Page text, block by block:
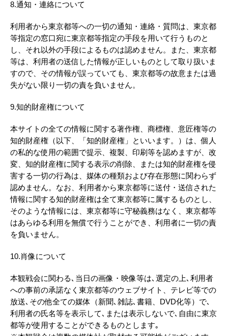
8.通知・連絡について
利用者から東京都等への一切の通知・連絡・質問は、東京都
等指定の窓口宛に東京都等指定の手段を用いて行うものと
し、それ以外の手段によるものは認めません。また、東京都
等は、利用者の送信した情報が正しいものとして取り扱いま
すので、その情報が誤っていても、東京都等の故意または過
失がない限り一切の責を負いません。
9.知的財産権について
本サイトの全ての情報に関する著作権、商標権、意匠権等の
知的財産権（以下、「知的財産権」といいます。）は、個人
の私的な使用の範囲で提示、複製、印刷等を認めますが、改
変、知的財産権に関する表示の削除、または知的財産権を侵
害する一切の行為は、媒体の種類および存在形態に関わらず
認めません。なお、利用者から東京都等に送付・送信された
情報に関する知的財産権は全て東京都等に属するものとし、
そのような情報には、東京都等に守秘義務はなく、東京都等
はあらゆる利用を無償で行うことができ、利用者に一切の責
を負いません。
10.肖像について
本観戦会に関わる､当日の画像・映像等は､選定の上､利用者
への事前の承諾なく東京都等のウェブサイト、テレビ等での
放送､その他全ての媒体（新聞､雑誌､書籍、DVD化等）で､
利用者の氏名等を表示して､または表示しないで､自由に東京
都等が使用することができるものとします｡